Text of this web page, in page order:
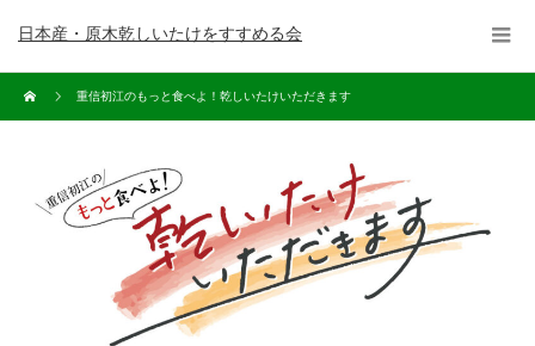
日本産・原木乾しいたけをすすめる会
重信初江のもっと食べよ！乾しいたけいただきます